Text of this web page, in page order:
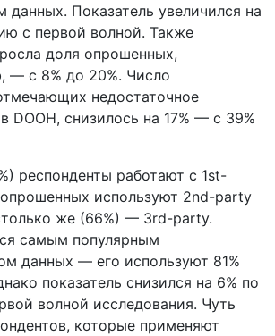
данных. Показатель увеличился на
с первой волной. Также
доля опрошенных,
— с 8% до 20%. Число
недостаточное
DOOH, снизилось на 17% — с 39%
респонденты работают с 1st-
используют 2nd-party
же (66%) — 3rd-party.
самым популярным
данных — его используют 81%
показатель снизился на 6% по
волной исследования. Чуть
которые применяют